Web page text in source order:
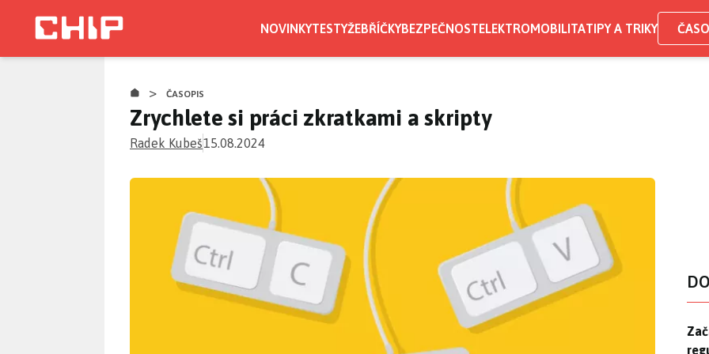
NOVINKYTESTYŽEBŘÍČKYBEZPEČNOSTELEKTROMOBILITATIPY A TRIKY
> ČASOPIS
Zrychlete si práci zkratkami a skripty
Radek Kubeš15.08.2024